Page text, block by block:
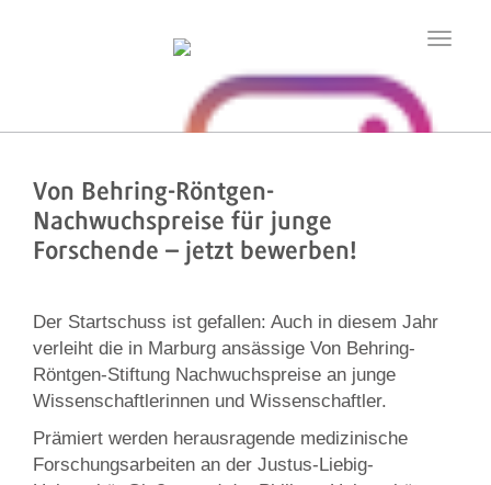
Toggle
Von Behring-Röntgen-
Nachwuchspreise für junge
Forschende – jetzt bewerben!
Der Startschuss ist gefallen: Auch in diesem Jahr
verleiht die in Marburg ansässige Von Behring-
Röntgen-Stiftung Nachwuchspreise an junge
Wissenschaftlerinnen und Wissenschaftler.
Prämiert werden herausragende medizinische
Forschungsarbeiten an der Justus-Liebig-